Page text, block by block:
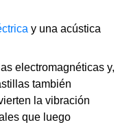
y una acústica
electromagnéticas y,
también
la vibración
que luego